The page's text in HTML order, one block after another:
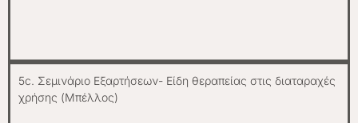
5c. Σεμινάριο Εξαρτήσεων- Είδη θεραπείας στις διαταραχές
χρήσης (Μπέλλος)